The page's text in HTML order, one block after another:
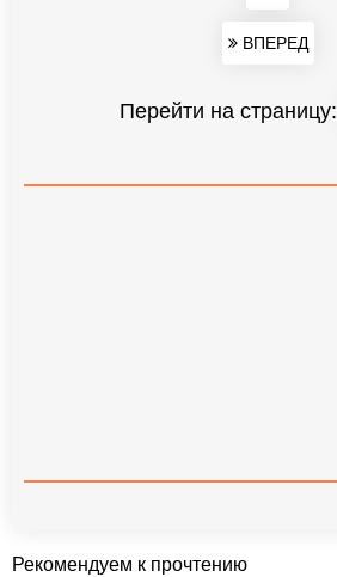
ВПЕРЕД
Перейти на страницу:
Рекомендуем к прочтению